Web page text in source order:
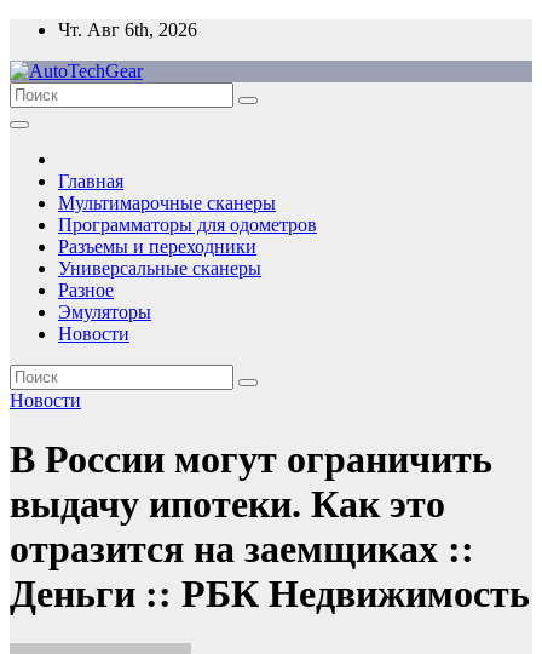
Перейти
содержимому
Чт. Авг 6th, 2026
Главная
Мультимарочные сканеры
Программаторы для одометров
Разъемы и переходники
Универсальные сканеры
Разное
Эмуляторы
Новости
Новости
В России могут ограничить
выдачу ипотеки. Как это
отразится на заемщиках ::
Деньги :: РБК Недвижимость